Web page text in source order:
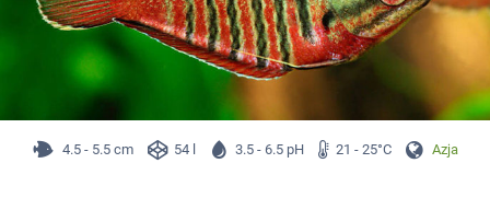
4.5 - 5.5 cm 54 l 3.5 - 6.5 pH 21 - 25°C Azja